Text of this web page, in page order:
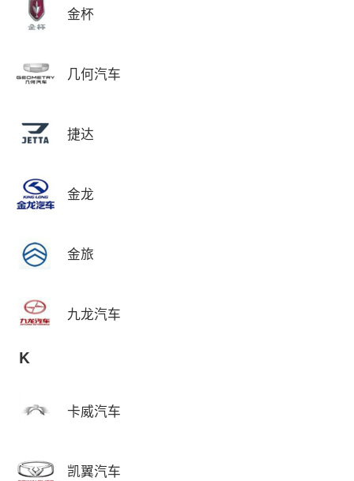
金杯
几何汽车
捷达
金龙
金旅
九龙汽车
K
卡威汽车
凯翼汽车